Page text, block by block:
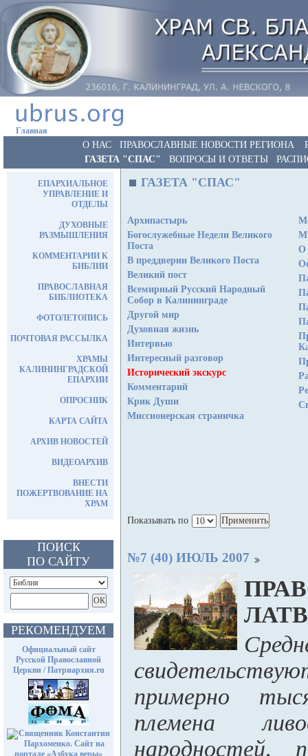
Главная
О НАС ПРАВОСЛАВНЫЕ НОВОСТИ РЕГИОНА
ГАЗЕТА "СПАС"
ВОПРОСЫ И ОТВЕТЫ
ЕПАРХИАЛЬНОЕ
УПРАВЛЕНИЕ И
ОТДЕЛЫ
ДУХОВНЫЕ
РАЗМЫШЛЕНИЯ
КОММЕНТАРИИ К
БИБЛИИ
ПРАВОСЛАВНАЯ
БИБЛИОТЕКА
ФОТОЛЕТОПИСЬ
ПОЧТОВАЯ РАССЫЛКА
ХРАМЫ
КАЛИНИНГРАДСКОЙ
ЕПАРХИИ
ОПРОСНИК
КАРТА САЙТА
АРХИВ НОВОСТЕЙ
ВИДЕОАРХИВ
ВНЕСТИ
ПОЖЕРТВОВАНИЕ НА
ХРАМ
ПОИСК
ПО САЙТУ
РЕКОМЕНДУЕМ
Официальный сайт
Русской Православной
Церкви / Патриархия.ru
ГАЗЕТА "СПАС"
Архипастырь
Богослужебные Недели Великого
Поста
В преддверии Великого Поста
Великий пост
Всемирный Русский Народный
Собор в Калининграде
Другой мир
Духовная жизнь
Интервью
Интересный разговор
Исторический экскурс
Комментарий
Крик Души
Миссионерская страничка
О
Показывать по
№7 (40) ИЮЛЬ 2007
примерно
племена
народностей,